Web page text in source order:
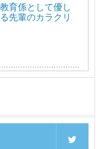
育係として優し
先輩のカラクリ